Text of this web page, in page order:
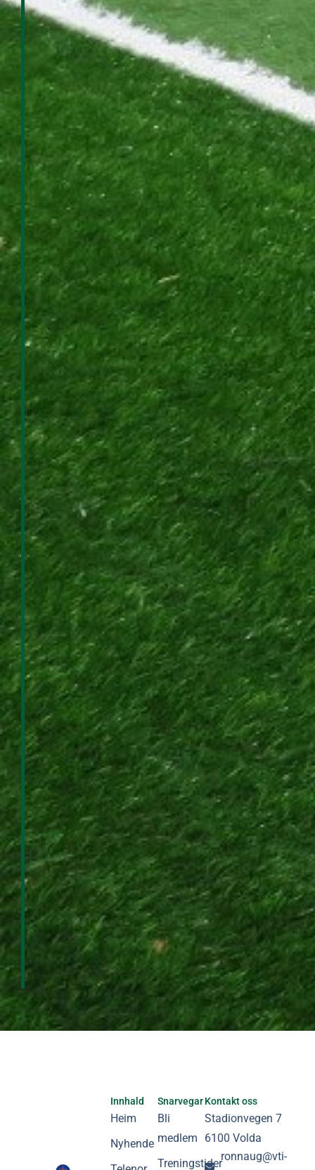
Snarvegar
Bli
medlem
Treningstider
Innhald
Heim
Nyhende
Kontakt oss
Stadionvegen 7
6100 Volda
ronnaug@vti-